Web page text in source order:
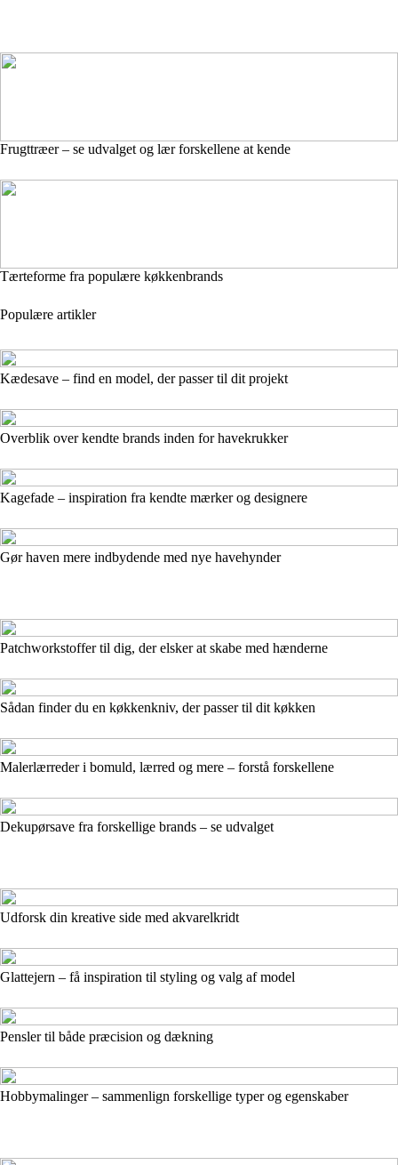
Frugttræer – se udvalget og lær forskellene at kende
Tærteforme fra populære køkkenbrands
Populære artikler
Kædesave – find en model, der passer til dit projekt
Overblik over kendte brands inden for havekrukker
Kagefade – inspiration fra kendte mærker og designere
Gør haven mere indbydende med nye havehynder
Patchworkstoffer til dig, der elsker at skabe med hænderne
Sådan finder du en køkkenkniv, der passer til dit køkken
Malerlærreder i bomuld, lærred og mere – forstå forskellene
Dekupørsave fra forskellige brands – se udvalget
Udforsk din kreative side med akvarelkridt
Glattejern – få inspiration til styling og valg af model
Pensler til både præcision og dækning
Hobbymalinger – sammenlign forskellige typer og egenskaber